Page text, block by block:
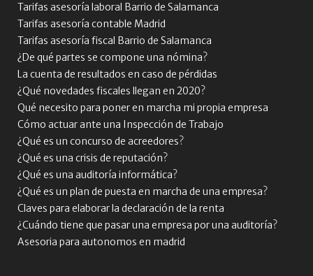
Tarifas asesoría laboral Barrio de Salamanca
Tarifas asesoría contable Madrid
Tarifas asesoría fiscal Barrio de Salamanca
¿De qué partes se compone una nómina?
La cuenta de resultados en caso de pérdidas
¿Qué novedades fiscales llegan en 2020?
Qué necesito para poner en marcha mi propia empresa
Cómo actuar ante una Inspección de Trabajo
¿Qué es un concurso de acreedores?
¿Qué es una crisis de reputación?
¿Qué es una auditoría informática?
¿Qué es un plan de puesta en marcha de una empresa?
Claves para elaborar la declaración de la renta
¿Cuándo tiene que pasar una empresa por una auditoría?
Asesoria para autonomos en madrid